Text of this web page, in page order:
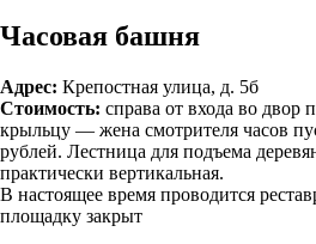
Часовая башня
Адрес: Крепостная улица, д. 5б
Стоимость: справа от входа во двор
крыльцу — жена смотрителя часов
рублей. Лестница для подъема
практически вертикальная.
В настоящее время проводится
площадку закрыт